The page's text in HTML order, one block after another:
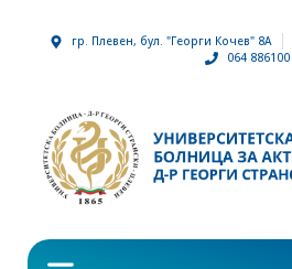
гр. Плевен, бул. "Георги Кочев" 8А
064 886100